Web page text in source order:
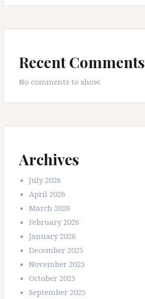
Recent Comments
No comments to show.
Archives
July 2026
April 2026
March 2026
February 2026
January 2026
December 2025
November 2025
October 2025
September 2025